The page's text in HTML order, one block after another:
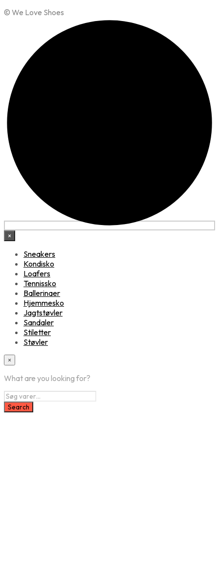
© We Love Shoes
×
Sneakers
Kondisko
Loafers
Tennissko
Ballerinaer
Hjemmesko
Jagtstøvler
Sandaler
Stiletter
Støvler
×
What are you looking for?